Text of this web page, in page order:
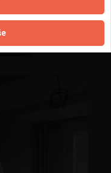
bytu